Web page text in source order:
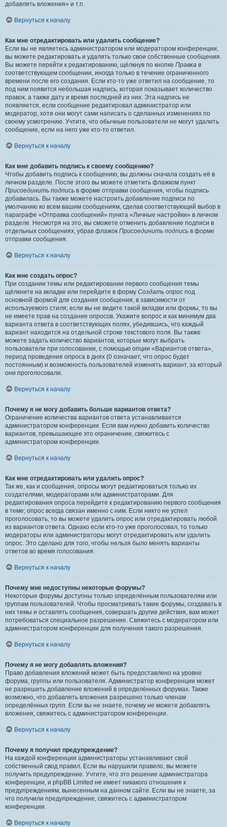
добавлять вложения» и т.п.
Вернуться к началу
Как мне отредактировать или удалить сообщение?
Если вы не являетесь администратором или модератором конференции,
вы можете редактировать и удалять только свои собственные сообщения.
Вы можете перейти к редактированию, щёлкнув по кнопке Правка в
соответствующем сообщении, иногда только в течение ограниченного
времени после его создания. Если кто-то уже ответил на сообщение, то
под ним появится небольшая надпись, которая показывает количество
правок, а также дату и время последней из них. Эта надпись не
появляется, если сообщение редактировал администратор или
модератор, хотя они могут сами написать о сделанных изменениях по
своему усмотрению. Учтите, что обычные пользователи не могут удалить
сообщение, если на него уже кто-то ответил.
Вернуться к началу
Как мне добавить подпись к своему сообщению?
Чтобы добавить подпись к сообщению, вы должны сначала создать её в
личном разделе. После этого вы можете отметить флажком пункт
Присоединить подпись в форме отправки сообщения, чтобы подпись
добавилась. Вы также можете настроить добавление подписи по
умолчанию ко всем вашим сообщениям, сделав соответствующий выбор в
параграфе «Отправка сообщений» пункта «Личные настройки» в личном
разделе. Несмотря на это, вы сможете отменить добавление подписи в
отдельных сообщениях, убрав флажок Присоединить подпись в форме
отправки сообщения.
Вернуться к началу
Как мне создать опрос?
При создании темы или редактировании первого сообщения темы
щёлкните на вкладке или перейдите в форму Создать опрос под
основной формой для создания сообщения, в зависимости от
используемого стиля; если вы не видите такой вкладки или формы, то вы
не имеете прав на создание опросов. Укажите вопрос и как минимум два
варианта ответа в соответствующих полях, убедившись, что каждый
вариант находится на отдельной строке текстового поля. Вы также
можете задать количество вариантов, которые могут выбрать
пользователи при голосовании, с помощью опции «Вариантов ответа»,
период проведения опроса в днях (0 означает, что опрос будет
постоянным) и возможность пользователей изменять вариант, за который
они проголосовали.
Вернуться к началу
Почему я не могу добавить больше вариантов ответа?
Ограничение количества вариантов ответа устанавливается
администратором конференции. Если вам нужно добавить количество
вариантов, превышающее это ограничение, свяжитесь с
администратором конференции.
Вернуться к началу
Как мне отредактировать или удалить опрос?
Так же, как и сообщения, опросы могут редактироваться только их
создателями, модераторами или администраторами. Для
редактирования опроса перейдите к редактированию первого сообщения
в теме; опрос всегда связан именно с ним. Если никто не успел
проголосовать, то вы можете удалить опрос или отредактировать любой
из вариантов ответа. Однако если кто-то уже проголосовал, то только
модераторы или администраторы могут отредактировать или удалить
опрос. Это сделано для того, чтобы нельзя было менять варианты
ответов во время голосования.
Вернуться к началу
Почему мне недоступны некоторые форумы?
Некоторые форумы доступны только определённым пользователям или
группам пользователей. Чтобы просматривать такие форумы, создавать в
них темы и оставлять сообщения, совершать другие действия, вам может
потребоваться специальное разрешение. Свяжитесь с модератором или
администратором конференции для получения такого разрешения.
Вернуться к началу
Почему я не могу добавлять вложения?
Право добавления вложений может быть предоставлено на уровне
форума, группы или пользователя. Администратор конференции может
не разрешить добавление вложений в определённых форумах. Также
возможно, что добавлять вложения разрешено только членам
определённых групп. Если вы не знаете, почему не можете добавлять
вложения, свяжитесь с администратором конференции.
Вернуться к началу
Почему я получил предупреждение?
На каждой конференции администраторы устанавливают свой
собственный свод правил. Если вы нарушили правило, вы можете
получить предупреждение. Учтите, что это решение администратора
конференции, и phpBB Limited не имеет никакого отношения к
предупреждениям, вынесенным на данном сайте. Если вы не знаете, за
что получили предупреждение, свяжитесь с администратором
конференции.
Вернуться к началу